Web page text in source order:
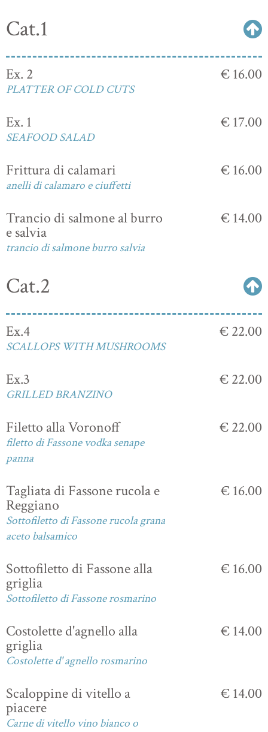
Cat.1
Ex. 2
PLATTER OF COLD CUTS
€ 16.00
Ex. 1
SEAFOOD SALAD
€ 17.00
Frittura di calamari
anelli di calamaro e ciuffetti
€ 16.00
Trancio di salmone al burro
e salvia
trancio di salmone burro salvia
€ 14.00
Cat.2
Ex.4
SCALLOPS WITH MUSHROOMS
€ 22.00
Ex.3
GRILLED BRANZINO
€ 22.00
Filetto alla Voronoff
filetto di Fassone vodka senape
panna
€ 22.00
Tagliata di Fassone rucola e
Reggiano
Sottofiletto di Fassone rucola grana
aceto balsamico
€ 16.00
Sottofiletto di Fassone alla
griglia
Sottofiletto di Fassone rosmarino
€ 16.00
Costolette d'agnello alla
griglia
Costolette d' agnello rosmarino
€ 14.00
Scaloppine di vitello a
piacere
Carne di vitello vino bianco o
€ 14.00